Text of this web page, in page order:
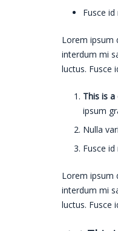
Fusce
Lorem ipsum
interdum mi
luctus. Fusce
This is
ipsum
Nulla
Fusce
Lorem ipsum
interdum mi
luctus. Fusce